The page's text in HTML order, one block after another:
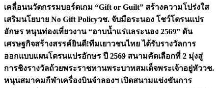
เคลื่อนนวัตกรรมบอร์ดเกม “Gift or Guilt” สร้างความโปร่งใส
เสริมนโยบาย No Gift Policyวช. จับมือระนอง โชว์โดรนแปร
อักษร หนุนท่องเที่ยวงาน “อาบน้ำแร่แลระนอง 2569” ดัน
เศรษฐกิจสร้างสรรค์ยินดี!ทีมเยาวชนไทย ได้รับรางวัลการ
ออกแบบแผนโดรนแปรอักษร ปี 2569 สนามคัดเลือกที่ 2 มุ่งสู่
การชิงรางวัลถ้วยพระราชทานพระบาทสมเด็จพระเจ้าอยู่หัววช.
หนุนสมาคมกีฬาเครื่องบินจำลองฯ เปิดสนามแข่งขันการ